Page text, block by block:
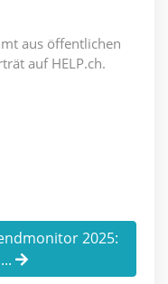
aus öffentlichen
auf HELP.ch.
2025: